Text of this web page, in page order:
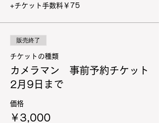
+チケット手数料￥75
販売終了
チケットの種類
カメラマン 事前予約チケット
2月9日まで
価格
￥3,000